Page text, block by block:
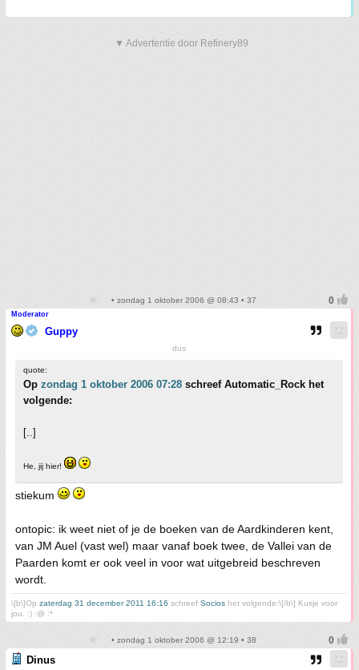
▼ Advertentie door Refinery89
• zondag 1 oktober 2006 @ 08:43 • 37
Moderator
Guppy
dus
quote:
Op zondag 1 oktober 2006 07:28 schreef Automatic_Rock het
volgende:
[..]
He, jij hier!
stiekum
ontopic: ik weet niet of je de boeken van de Aardkinderen kent,
van JM Auel (vast wel) maar vanaf boek twee, de Vallei van de
Paarden komt er ook veel in voor wat uitgebreid beschreven
wordt.
\[b\]Op zaterdag 31 december 2011 16:16 schreef Socios het volgende:\[/b\] Kusje voor
jou. :) :@ :*
• zondag 1 oktober 2006 @ 12:19 • 38
Dinus